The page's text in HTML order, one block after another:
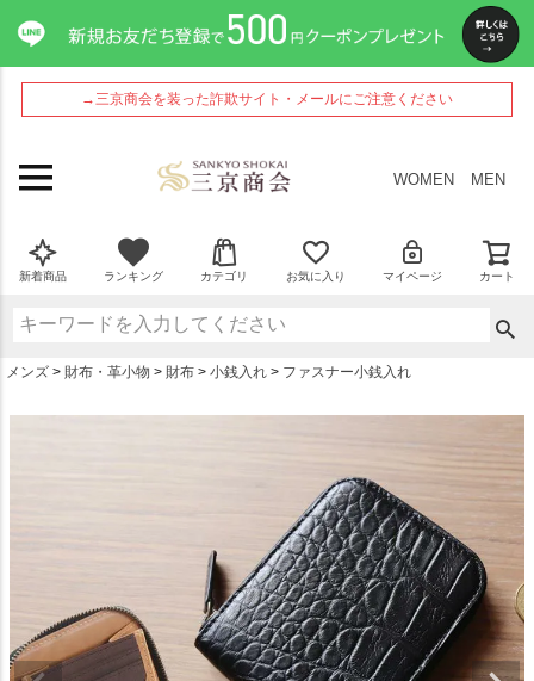
→三京商会を装った詐欺サイト・メールにご注意ください
WOMEN MEN
新着商品 ランキング カテゴリ お気に入り マイページ カート
メンズ 財布・革小物 財布 小銭入れ ファスナー小銭入れ
ペー
ジト
ップ
へ